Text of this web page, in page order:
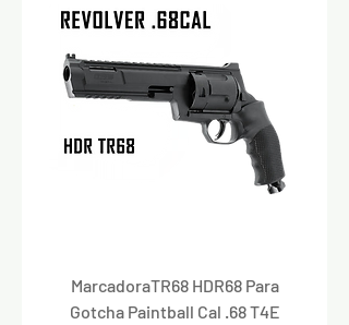
MarcadoraTR68 HDR68 Para
Gotcha Paintball Cal .68 T4E